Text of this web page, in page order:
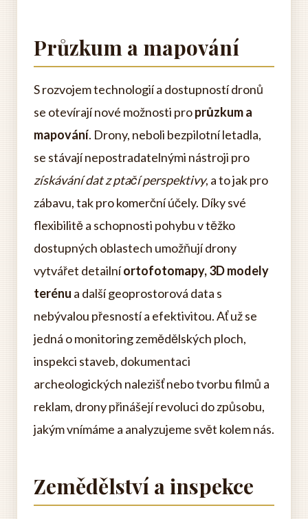
Průzkum a mapování
S rozvojem technologií a dostupností dronů
se otevírají nové možnosti proprůzkum a
mapování. Drony, neboli bezpilotní letadla,
se stávají nepostradatelnými nástroji pro
získávání dat z ptačí perspektivy, a to jak pro
zábavu, tak pro komerční účely. Díky své
flexibilitě a schopnosti pohybu v těžko
dostupných oblastech umožňují drony
vytvářet detailníortofotomapy, 3D modely
terénu a další geoprostorová data s
nebývalou přesností a efektivitou. Ať už se
jedná o monitoring zemědělských ploch,
inspekci staveb, dokumentaci
archeologických nalezišť nebo tvorbu filmů a
reklam, drony přinášejí revoluci do způsobu,
jakým vnímáme a analyzujeme svět kolem nás.
Zemědělství a inspekce